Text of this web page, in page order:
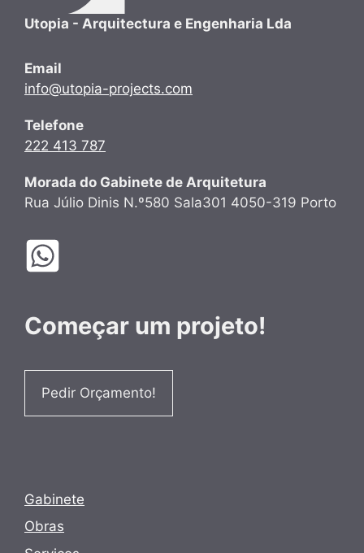
Utopia - Arquitectura e Engenharia Lda
Email
info@utopia-projects.com
Telefone
222 413 787
Morada do Gabinete de Arquitetura
Rua Júlio Dinis N.º580 Sala301 4050-319 Porto
Começar um projeto!
Pedir Orçamento!
Gabinete
Obras